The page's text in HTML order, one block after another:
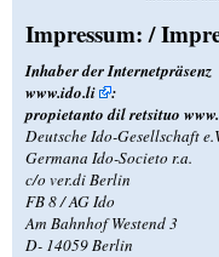
Impressum: /
Inhaber der Internetpräsenz
www.ido.li
:
propietanto dil retsituo
Deutsche Ido-Gesellschaft
Germana Ido-Societo r.a.
c/o ver.di Berlin
FB 8 / AG Ido
Am Bahnhof Westend 3
D- 14059 Berlin